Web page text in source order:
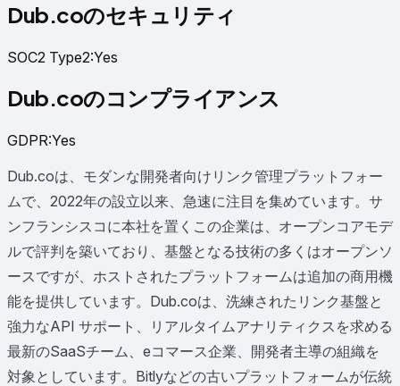
Dub.coのセキュリティ
SOC2 Type2:Yes
Dub.coのコンプライアンス
GDPR:Yes
Dub.coは、モダンな開発者向けリンク管理プラットフォー
ムで、2022年の設立以来、急速に注目を集めています。サ
ンフランシスコに本社を置くこの企業は、オープンコアモデ
ルで評判を築いており、基盤となる技術の多くはオープンソ
ースですが、ホストされたプラットフォームは追加の商用機
能を提供しています。Dub.coは、洗練されたリンク基盤と
強力なAPI サポート、リアルタイムアナリティクスを求める
最新のSaaSチーム、eコマース企業、開発者主導の組織を
対象としています。Bitlyなどの古いプラットフォームが伝統